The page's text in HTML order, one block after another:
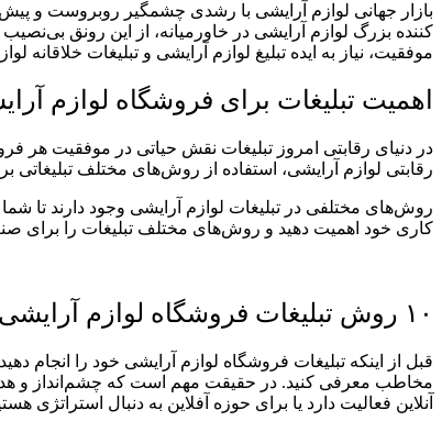
کننده بزرگ لوازم آرایشی در خاورمیانه، از این رونق
موفقیت، نیاز به ایده تبلیغ لوازم آرایشی و تبلیغات خلاقانه
اهمیت تبلیغات برای فروشگاه لوازم
در دنیای رقابتی امروز تبلیغات نقش حیاتی در موفقیت هر
رقابتی لوازم آرایشی، استفاده از روش‌های مختلف
روش‌های مختلفی در تبلیغات لوازم آرایشی وجود دارند تا شما
کاری خود اهمیت دهید و روش‌های مختلف تبلیغات را برای
۱۰ روش تبلیغات فروشگاه لوازم آرایشی
قبل از اینکه تبلیغات فروشگاه لوازم آرایشی خود را انجام
مخاطب معرفی کنید. در حقیقت مهم است که چشم‌انداز و
آنلاین فعالیت دارد یا برای حوزه آفلاین به دنبال استراتژی